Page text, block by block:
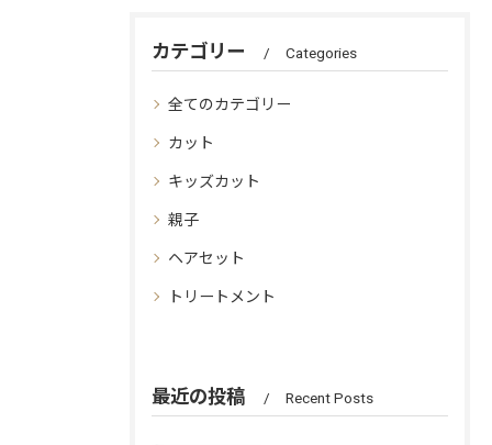
カテゴリー Categories
全てのカテゴリー
カット
キッズカット
親子
ヘアセット
トリートメント
最近の投稿 Recent Posts